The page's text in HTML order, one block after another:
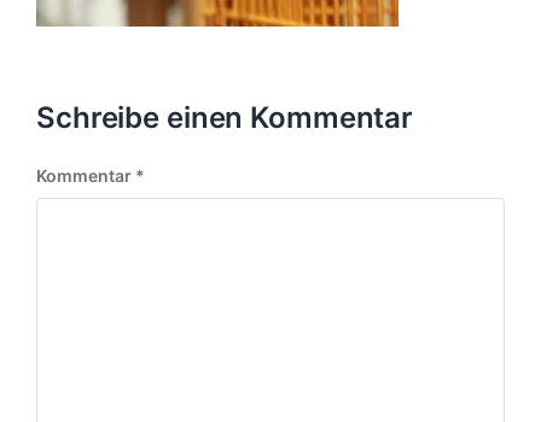
Schreibe einen Kommentar
Kommentar *